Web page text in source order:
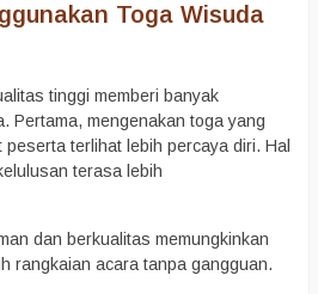
Toga Wisuda
tinggi memberi banyak
Pertama, mengenakan toga yang
terlihat lebih percaya diri. Hal
terasa lebih
dan berkualitas memungkinkan
rangkaian acara tanpa gangguan.